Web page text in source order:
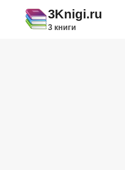
содержимому
3Knigi.ru
3 книги